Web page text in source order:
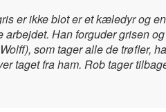
er ikke blot er et kæledyr og
Han forguder grisen
som tager alle de trøfler,
taget fra ham. Rob tager